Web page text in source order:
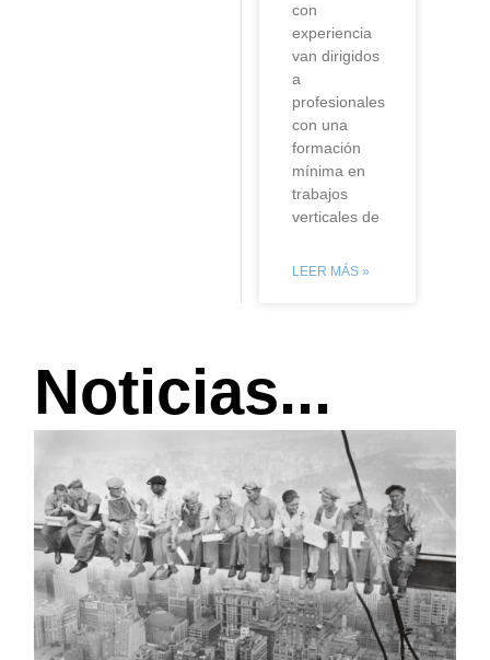
con
experiencia
van dirigidos
a
profesionales
con una
formación
mínima en
trabajos
verticales de
LEER MÁS »
Noticias...